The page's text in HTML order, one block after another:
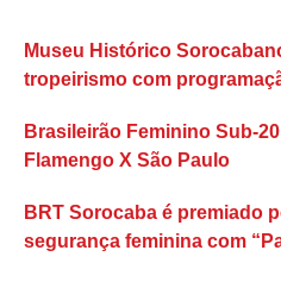
Museu Histórico
tropeirismo com
Brasileirão Feminino Sub-
Flamengo X São Paulo
BRT Sorocaba é premiado
segurança feminina com